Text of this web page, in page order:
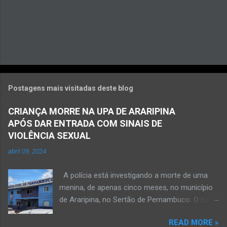
Postagens mais visitadas deste blog
CRIANÇA MORRE NA UPA DE ARARIPINA
APÓS DAR ENTRADA COM SINAIS DE
VIOLÊNCIA SEXUAL
abril 09, 2024
A polícia está investigando a morte de uma
menina, de apenas cinco meses, no município
de Araripina, no Sertão de Pernambuco. O caso
morte a esclarecer”. A PM diz que, na segunda-
READ MORE »